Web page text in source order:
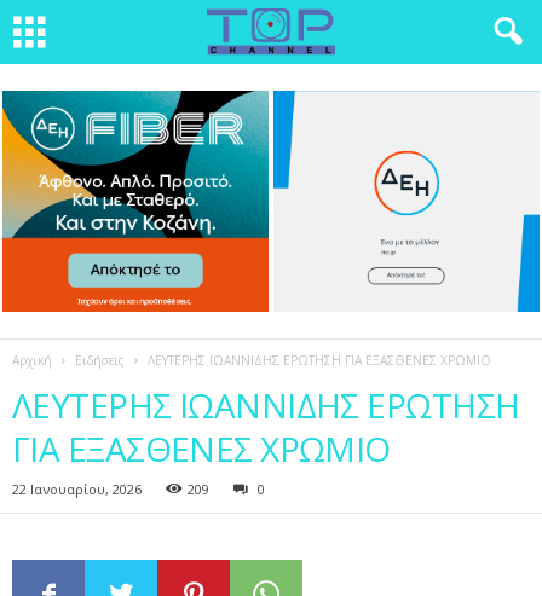
Αρχική Ειδήσεις ΛΕΥΤΕΡΗΣ ΙΩΑΝΝΙΔΗΣ ΕΡΩΤΗΣΗ ΓΙΑ ΕΞΑΣΘΕΝΕΣ ΧΡΩΜΙΟ
ΛΕΥΤΕΡΗΣ ΙΩΑΝΝΙΔΗΣ ΕΡΩΤΗΣΗ
ΓΙΑ ΕΞΑΣΘΕΝΕΣ ΧΡΩΜΙΟ
22 Ιανουαρίου, 2026 209 0